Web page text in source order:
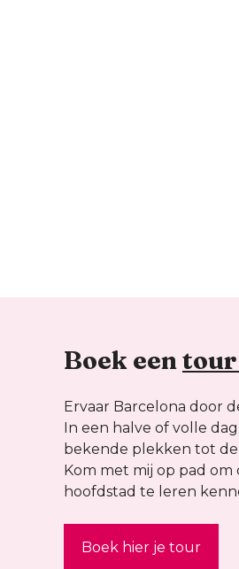
Boek een
Ervaar Barcelona door
In een halve of volle
bekende plekken tot
Kom met mij op pad
hoofdstad te leren
Boek hier je tour